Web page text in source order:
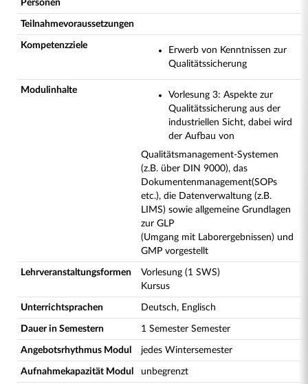
Personen
Teilnahmevoraussetzungen
Kompetenzziele
Erwerb von Kenntnissen zur
Qualitätssicherung
Modulinhalte
Vorlesung 3: Aspekte zur
Qualitätssicherung aus der
industriellen Sicht, dabei wird
der Aufbau von
Qualitätsmanagement-Systemen
(z.B. über DIN 9000), das
Dokumentenmanagement(SOPs
etc.), die Datenverwaltung (z.B.
LIMS) sowie allgemeine Grundlagen
zur GLP
(Umgang mit Laborergebnissen) und
GMP vorgestellt
Lehrveranstaltungsformen
Vorlesung (1 SWS)
Kursus
Unterrichtsprachen Deutsch, Englisch
Dauer in Semestern 1 Semester Semester
Angebotsrhythmus Modul jedes Wintersemester
Aufnahmekapazität Modul unbegrenzt